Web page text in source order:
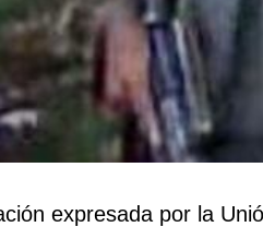
expresada por la